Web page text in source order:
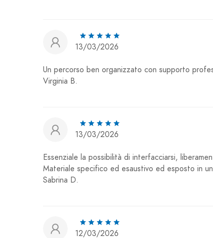
13/03/2026
Un percorso ben organizzato con supporto
Virginia B.
13/03/2026
Essenziale la possibilità di interfacciarsi,
Materiale specifico ed esaustivo ed esposto in
Sabrina D.
12/03/2026